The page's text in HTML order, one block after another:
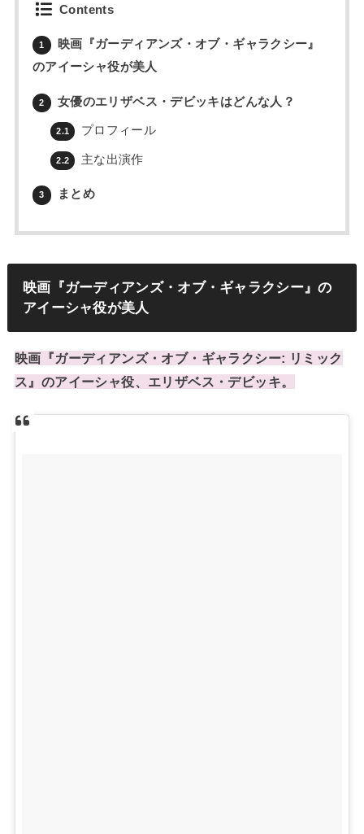
Contents
1
映画『ガーディアンズ・オブ・ギャラクシー』
のアイーシャ役が美人
2 女優のエリザベス・デビッキはどんな人？
2.1 プロフィール
2.2 主な出演作
3 まとめ
映画『ガーディアンズ・オブ・ギャラクシー』の
アイーシャ役が美人
映画『ガーディアンズ・オブ・ギャラクシー: リミック
ス』のアイーシャ役、エリザベス・デビッキ。